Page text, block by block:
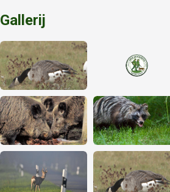
Gallerij